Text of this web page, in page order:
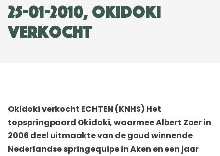
25-01-2010, Okidoki
verkocht
Okidoki verkocht ECHTEN (KNHS) Het
topspringpaard Okidoki, waarmee Albert Zoer in
2006 deel uitmaakte van de goud winnende
Nederlandse springequipe in Aken en een jaar